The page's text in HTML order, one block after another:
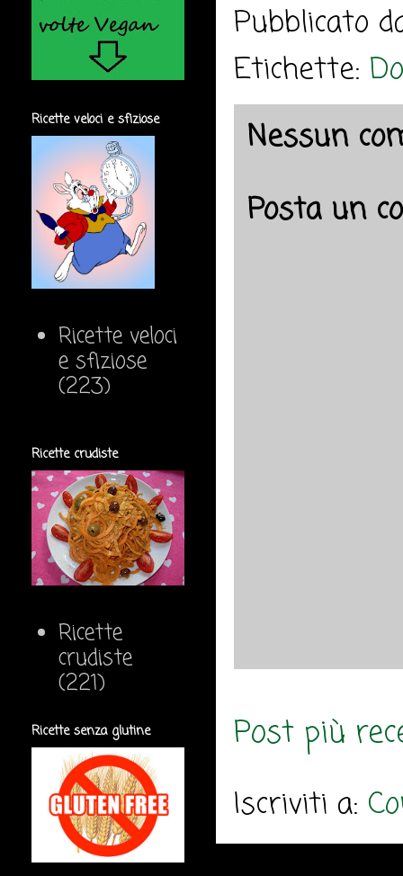
Pubblicato
Etichette:
Nessun
Posta un
Post più
Iscriviti a:
Ricette veloci e sfiziose
Ricette veloci
e sfiziose
(223)
Ricette crudiste
Ricette
crudiste
(221)
Ricette senza glutine